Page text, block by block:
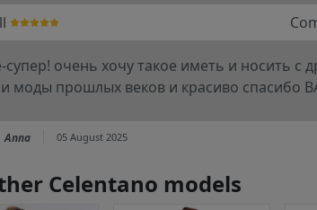
супер! очень хочу такое иметь и носить
моды прошлых веков и красиво спасибо
Anna 05 August 2025
Celentano models